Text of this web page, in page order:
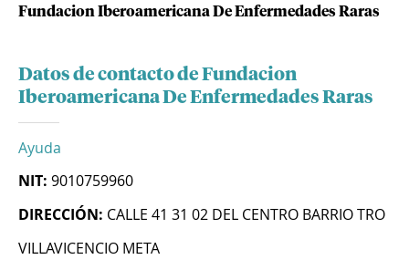
Fundacion Iberoamericana De Enfermedades Raras
Datos de contacto de Fundacion
Iberoamericana De Enfermedades Raras
Ayuda
NIT: 9010759960
DIRECCIÓN: CALLE 41 31 02 DEL CENTRO BARRIO TRO
VILLAVICENCIO META